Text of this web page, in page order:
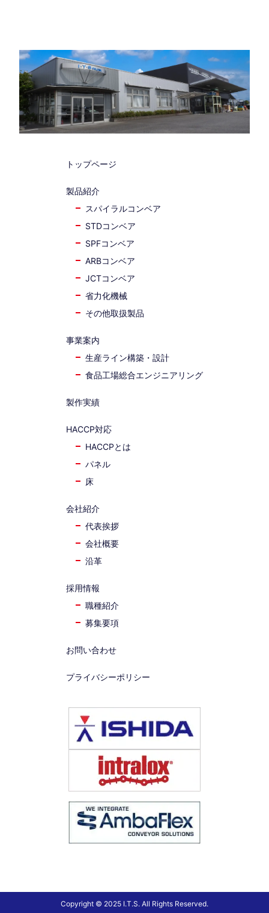
トップページ
製品紹介
スパイラルコンベア
STDコンベア
SPFコンベア
ARBコンベア
JCTコンベア
省力化機械
その他取扱製品
事業案内
生産ライン構築・設計
食品工場総合エンジニアリング
製作実績
HACCP対応
HACCPとは
パネル
床
会社紹介
代表挨拶
会社概要
沿革
採用情報
職種紹介
募集要項
お問い合わせ
プライバシーポリシー
Copyright © 2025 I.T.S. All Rights Reserved.